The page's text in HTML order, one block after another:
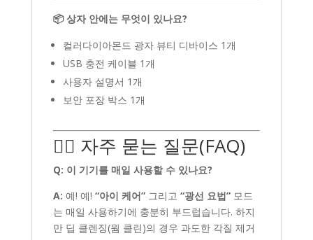
📦 상자 안에는 무엇이 있나요?
컬러다이아몬드 광자 뷰티 디바이스 1개
USB 충전 케이블 1개
사용자 설명서 1개
보안 포장 박스 1개
🙋‍♀️ 자주 묻는 질문(FAQ)
Q: 이 기기를 매일 사용할 수 있나요?
A: 예! 예! “아이 케어”그리고 “광선 요법”모드
는 매일 사용하기에 충분히 부드럽습니다. 하지
만 딥 클렌징(웜 클린)의 경우 과도한 각질 제거